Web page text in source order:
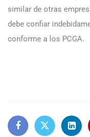
similar de otras
debe confiar
conforme a los PCGA.